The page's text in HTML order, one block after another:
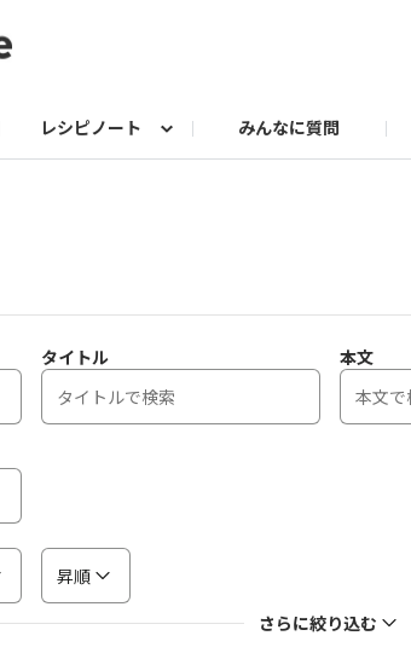
レシピノート みんなに質問
タイトル 本文
昇順
さらに絞り込む